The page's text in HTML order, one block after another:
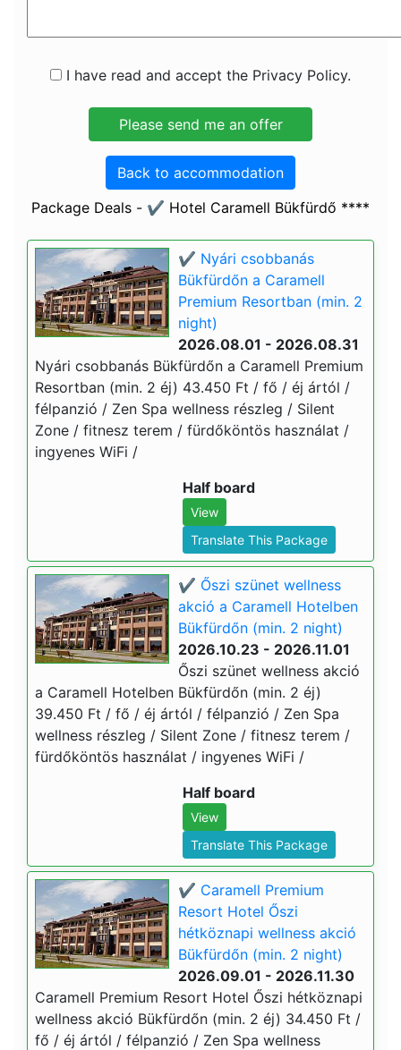
I have read and accept the Privacy Policy.
Back to accommodation
Package Deals - ✔️ Hotel Caramell Bükfürdő ****
✔️ Nyári csobbanás
Bükfürdőn a Caramell
Premium Resortban (min. 2
night)
2026.08.01 - 2026.08.31
Nyári csobbanás Bükfürdőn a Caramell Premium
Resortban (min. 2 éj) 43.450 Ft / fő / éj ártól /
félpanzió / Zen Spa wellness részleg / Silent
Zone / fitnesz terem / fürdőköntös használat /
ingyenes WiFi /
Half board
View
Translate This Package
✔️ Őszi szünet wellness
akció a Caramell Hotelben
Bükfürdőn (min. 2 night)
2026.10.23 - 2026.11.01
Őszi szünet wellness akció
a Caramell Hotelben Bükfürdőn (min. 2 éj)
39.450 Ft / fő / éj ártól / félpanzió / Zen Spa
wellness részleg / Silent Zone / fitnesz terem /
fürdőköntös használat / ingyenes WiFi /
Half board
View
Translate This Package
✔️ Caramell Premium
Resort Hotel Őszi
hétköznapi wellness akció
Bükfürdőn (min. 2 night)
2026.09.01 - 2026.11.30
Caramell Premium Resort Hotel Őszi hétköznapi
wellness akció Bükfürdőn (min. 2 éj) 34.450 Ft /
fő / éj ártól / félpanzió / Zen Spa wellness